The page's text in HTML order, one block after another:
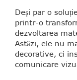
Deși par o
printr-o
dezvoltarea
Astăzi, ele nu
decorative, ci
comunicare